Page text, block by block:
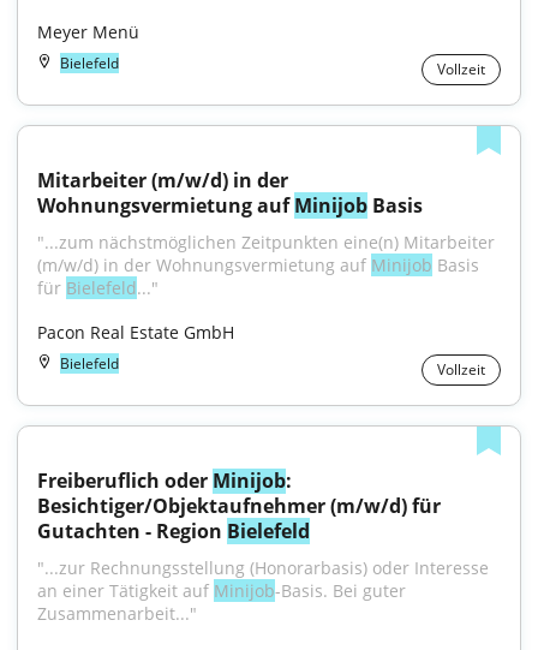
Meyer Menü
Bielefeld Vollzeit
Mitarbeiter (m/w/d) in der
Wohnungsvermietung auf Minijob Basis
"...zum nächstmöglichen Zeitpunkten eine(n) Mitarbeiter
(m/w/d) in der Wohnungsvermietung auf Minijob Basis
für Bielefeld..."
Pacon Real Estate GmbH
Bielefeld Vollzeit
Freiberuflich oder Minijob:
Besichtiger/Objektaufnehmer (m/w/d) für
Gutachten - Region Bielefeld
"...zur Rechnungsstellung (Honorarbasis) oder Interesse
an einer Tätigkeit auf Minijob-Basis. Bei guter
Zusammenarbeit..."